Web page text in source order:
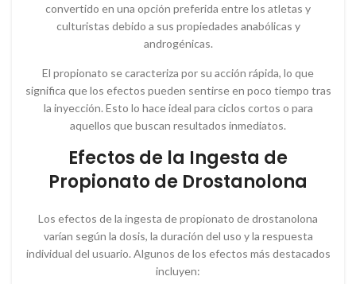
convertido en una opción preferida entre los atletas y
culturistas debido a sus propiedades anabólicas y
androgénicas.
El propionato se caracteriza por su acción rápida, lo que
significa que los efectos pueden sentirse en poco tiempo tras
la inyección. Esto lo hace ideal para ciclos cortos o para
aquellos que buscan resultados inmediatos.
Efectos de la Ingesta de
Propionato de Drostanolona
Los efectos de la ingesta de propionato de drostanolona
varían según la dosis, la duración del uso y la respuesta
individual del usuario. Algunos de los efectos más destacados
incluyen: